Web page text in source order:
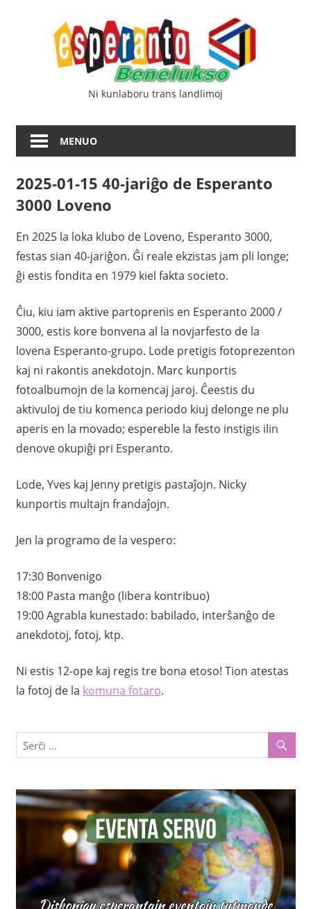
Ni kunlaboru trans landlimoj
MENUO
2025-01-15 40-jariĝo de Esperanto
3000 Loveno
En 2025 la loka klubo de Loveno, Esperanto 3000,
festas sian 40-jariĝon. Ĝi reale ekzistas jam pli longe;
ĝi estis fondita en 1979 kiel fakta societo.
Ĉiu, kiu iam aktive partoprenis en Esperanto 2000 /
3000, estis kore bonvena al la novjarfesto de la
lovena Esperanto-grupo. Lode pretigis fotoprezenton
kaj ni rakontis anekdotojn. Marc kunportis
fotoalbumojn de la komencaj jaroj. Ĉeestis du
aktivuloj de tiu komenca periodo kiuj delonge ne plu
aperis en la movado; espereble la festo instigis ilin
denove okupiĝi pri Esperanto.
Lode, Yves kaj Jenny pretigis pastaĵojn. Nicky
kunportis multajn frandaĵojn.
Jen la programo de la vespero:
17:30 Bonvenigo
18:00 Pasta manĝo (libera kontribuo)
19:00 Agrabla kunestado: babilado, interŝanĝo de
anekdotoj, fotoj, ktp.
Ni estis 12-ope kaj regis tre bona etoso! Tion atestas
la fotoj de la komuna fotaro.